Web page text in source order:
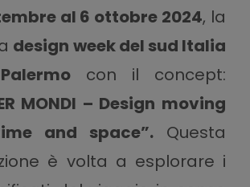
al 6 ottobre 2024, la
design week del sud Italia
Palermo con il concept:
MONDI – Design moving
and space”. Questa
è volta a esplorare i